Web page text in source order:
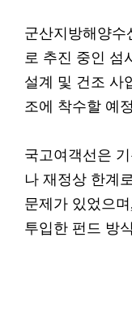
군산지방해양수
로 추진 중인 섬
설계 및 건조 사
조에 착수할 예
국고여객선은
나 재정상 한계
문제가 있었으
투입한 펀드 방